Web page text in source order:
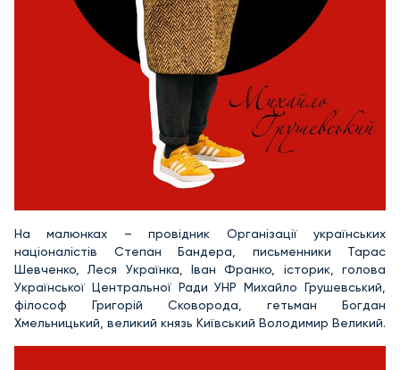
На малюнках – провідник Організації українських
націоналістів Степан Бандера, письменники Тарас
Шевченко, Леся Українка, Іван Франко, історик, голова
Української Центральної Ради УНР Михайло Грушевський,
філософ Григорій Сковорода, гетьман Богдан
Хмельницький, великий князь Київський Володимир Великий.